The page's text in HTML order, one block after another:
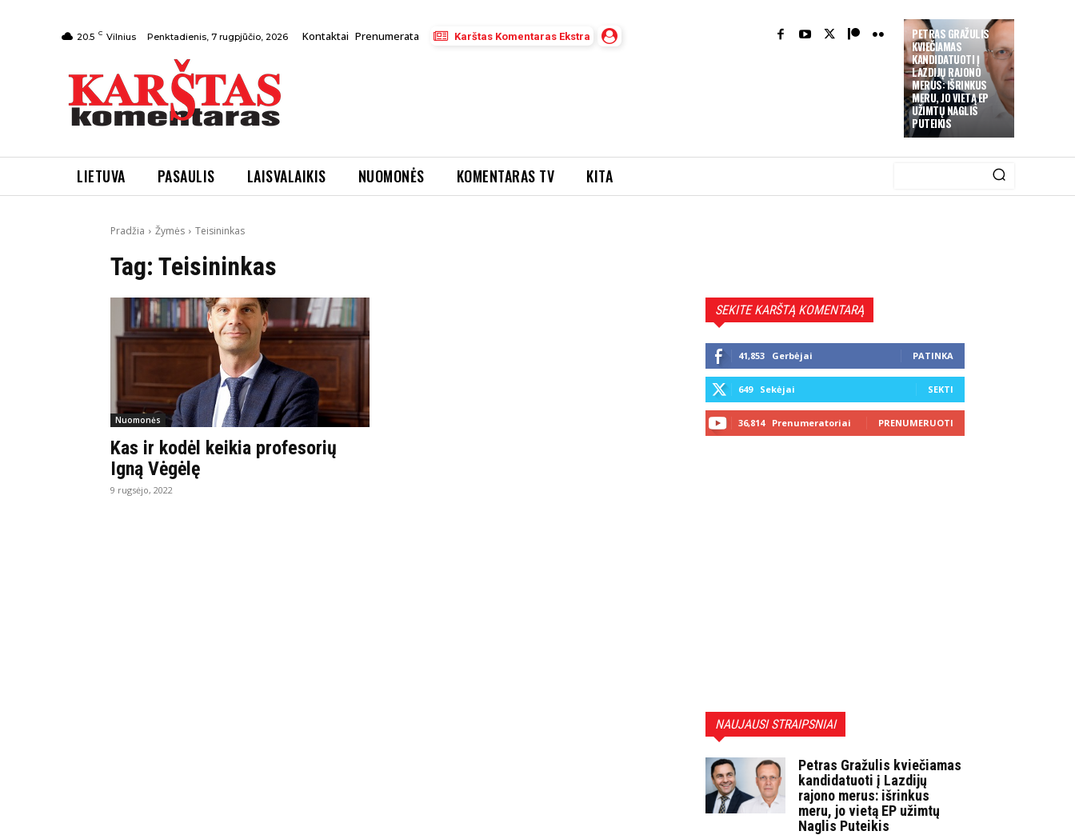
PETRAS GRAŽULIS
KVIEČIAMAS
KANDIDATUOTI Į
LAZDIJŲ RAJONO
MERUS: IŠRINKUS
MERU, JO VIETĄ EP
UŽIMTŲ NAGLIS
PUTEIKIS
20.5 C Vilnius Penktadienis, 7 rugpjūčio, 2026 Kontaktai Prenumerata Karštas Komentaras Ekstra
LIETUVA PASAULIS LAISVALAIKIS NUOMONĖS KOMENTARAS TV KITA
Pradžia Žymės Teisininkas
Tag: Teisininkas
Nuomonės
Kas ir kodėl keikia profesorių
Igną Vėgėlę
9 rugsėjo, 2022
SEKITE KARŠTĄ KOMENTARĄ
41,853 Gerbėjai PATINKA
649 Sekėjai SEKTI
36,814 Prenumeratoriai PRENUMERUOTI
NAUJAUSI STRAIPSNIAI
Petras Gražulis kviečiamas
kandidatuoti į Lazdijų
rajono merus: išrinkus
meru, jo vietą EP užimtų
Naglis Puteikis